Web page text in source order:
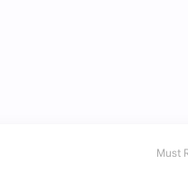
Must